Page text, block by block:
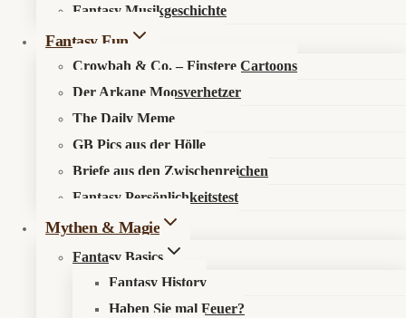
Fantasy Musikgeschichte
Fantasy Fun
Crowbah & Co. – Finstere Cartoons
Der Arkane Moosverhetzer
The Daily Meme
GB Pics aus der Hölle
Briefe aus den Zwischenreichen
Fantasy Persönlichkeitstest
Mythen & Magie
Fantasy Basics
Fantasy History
Haben Sie mal Feuer?
Search in content
The Daily Meme»
Meme #156 – Schattenfaktor 666: Sonnencreme für
Hauttypen I bis Unterwelt